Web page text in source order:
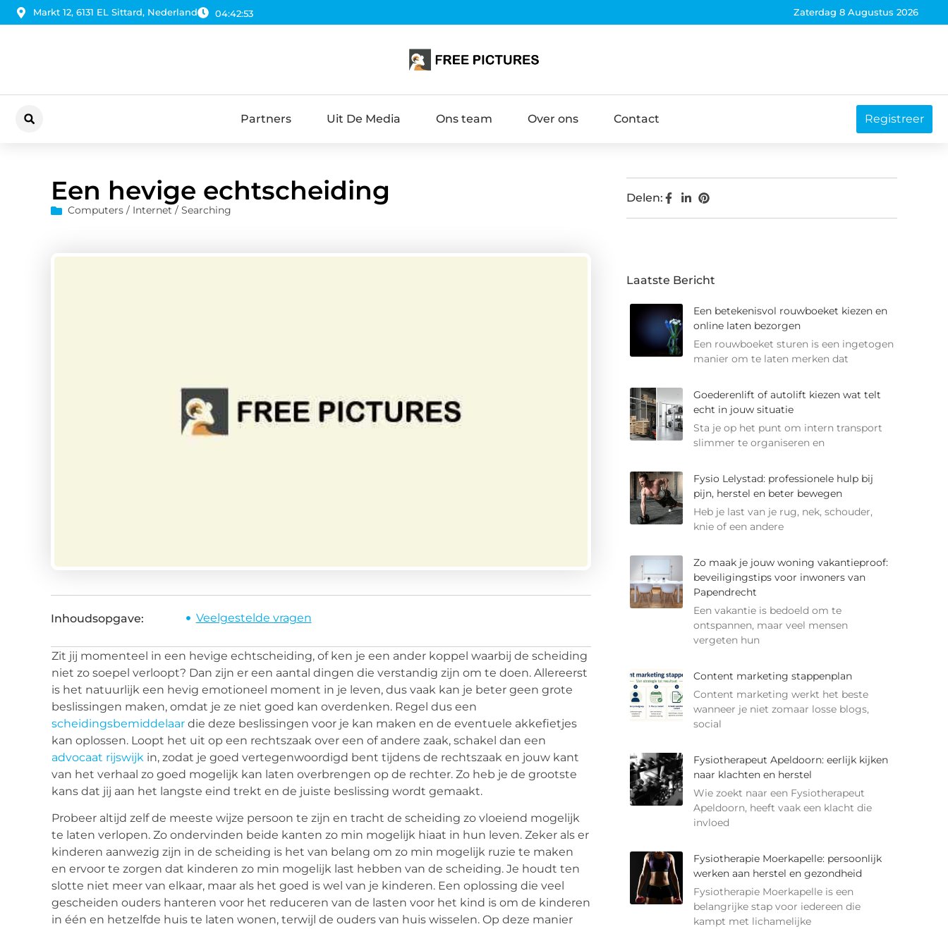
Markt 12, 6131 EL Sittard, Nederland 04:42:54 Zaterdag 8 Augustus 2026
Partners Uit De Media Ons team Over ons Contact Registreer
Een hevige echtscheiding
Computers / Internet / Searching
Inhoudsopgave: Veelgestelde vragen
Zit jij momenteel in een hevige echtscheiding, of ken je een ander koppel waarbij de scheiding
niet zo soepel verloopt? Dan zijn er een aantal dingen die verstandig zijn om te doen. Allereerst
is het natuurlijk een hevig emotioneel moment in je leven, dus vaak kan je beter geen grote
beslissingen maken, omdat je ze niet goed kan overdenken. Regel dus een
scheidingsbemiddelaar die deze beslissingen voor je kan maken en de eventuele akkefietjes
kan oplossen. Loopt het uit op een rechtszaak over een of andere zaak, schakel dan een
advocaat rijswijk in, zodat je goed vertegenwoordigd bent tijdens de rechtszaak en jouw kant
van het verhaal zo goed mogelijk kan laten overbrengen op de rechter. Zo heb je de grootste
kans dat jij aan het langste eind trekt en de juiste beslissing wordt gemaakt.
Probeer altijd zelf de meeste wijze persoon te zijn en tracht de scheiding zo vloeiend mogelijk
te laten verlopen. Zo ondervinden beide kanten zo min mogelijk hiaat in hun leven. Zeker als er
kinderen aanwezig zijn in de scheiding is het van belang om zo min mogelijk ruzie te maken
en ervoor te zorgen dat kinderen zo min mogelijk last hebben van de scheiding. Je houdt ten
slotte niet meer van elkaar, maar als het goed is wel van je kinderen. Een oplossing die veel
gescheiden ouders hanteren voor het reduceren van de lasten voor het kind is om de kinderen
in één en hetzelfde huis te laten wonen, terwijl de ouders van huis wisselen. Op deze manier
Delen:
Laatste Bericht
Een betekenisvol rouwboeket kiezen en
online laten bezorgen
Een rouwboeket sturen is een ingetogen
manier om te laten merken dat
Goederenlift of autolift kiezen wat telt
echt in jouw situatie
Sta je op het punt om intern transport
slimmer te organiseren en
Fysio Lelystad: professionele hulp bij
pijn, herstel en beter bewegen
Heb je last van je rug, nek, schouder,
knie of een andere
Zo maak je jouw woning vakantieproof:
beveiligingstips voor inwoners van
Papendrecht
Een vakantie is bedoeld om te
ontspannen, maar veel mensen
vergeten hun
Content marketing stappenplan
Content marketing werkt het beste
wanneer je niet zomaar losse blogs,
social
Fysiotherapeut Apeldoorn: eerlijk kijken
naar klachten en herstel
Wie zoekt naar een Fysiotherapeut
Apeldoorn, heeft vaak een klacht die
invloed
Fysiotherapie Moerkapelle: persoonlijk
werken aan herstel en gezondheid
Fysiotherapie Moerkapelle is een
belangrijke stap voor iedereen die
kampt met lichamelijke